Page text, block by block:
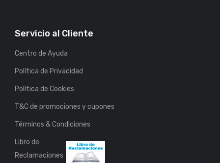
Servicio al Cliente
Centro de Ayuda
Política de Privacidad
Política de Cookies
T&C de promociones y cupones
Términos & Condiciones
Libro de
Reclamaciones